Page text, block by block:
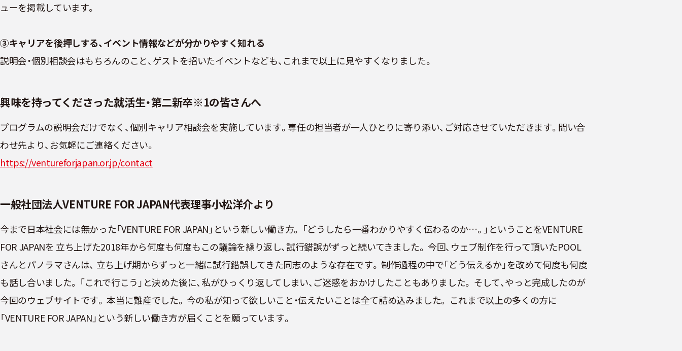
ューを掲載しています。
③キャリアを後押しする、イベント情報などが分かりやすく知れる
説明会・個別相談会はもちろんのこと、ゲストを招いたイベントなども、これまで以上に見やすくなりました。
興味を持ってくださった就活生・第二新卒※1の皆さんへ
プログラムの説明会だけでなく、個別キャリア相談会を実施しています。専任の担当者が一人ひとりに寄り添い、ご対応させていただきます。問い合
わせ先より、お気軽にご連絡ください。
https://ventureforjapan.or.jp/contact
一般社団法人VENTURE FOR JAPAN代表理事小松洋介より
今まで日本社会には無かった「VENTURE FOR JAPAN」という新しい働き方。 「どうしたら一番わかりやすく伝わるのか…。」ということをVENTURE
FOR JAPANを 立ち上げた2018年から何度も何度もこの議論を繰り返し、試行錯誤がずっと続いてきました。 今回、ウェブ制作を行って頂いたPOOL
さんとパノラマさんは、 立ち上げ期からずっと一緒に試行錯誤してきた同志のような存在です。 制作過程の中で「どう伝えるか」を改めて何度も何度
も話し合いました。 「これで行こう」と決めた後に、私がひっくり返してしまい、ご迷惑をおかけしたこともありました。 そして、やっと完成したのが
今回のウェブサイトです。 本当に難産でした。 今の私が知って欲しいこと・伝えたいことは全て詰め込みました。 これまで以上の多くの方に
「VENTURE FOR JAPAN」という新しい働き方が届くことを願っています。